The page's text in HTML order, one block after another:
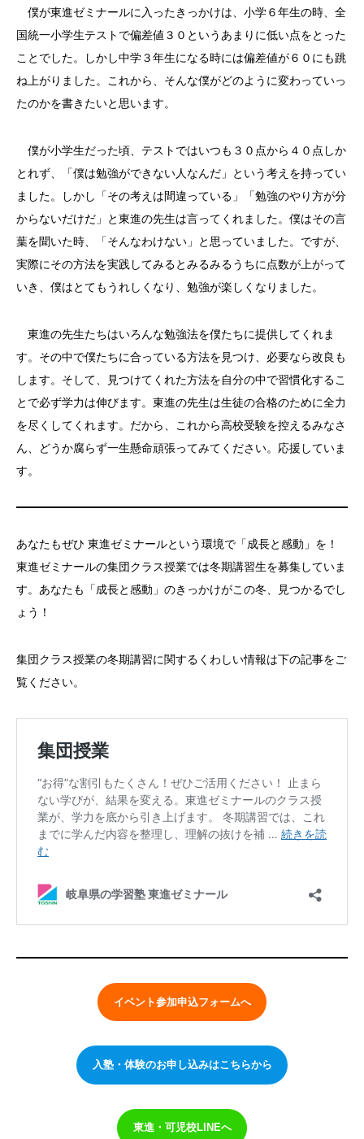
僕が東進ゼミナールに入ったきっかけは、小学６年生の時、全
国統一小学生テストで偏差値３０というあまりに低い点をとった
ことでした。しかし中学３年生になる時には偏差値が６０にも跳
ね上がりました。これから、そんな僕がどのように変わっていっ
たのかを書きたいと思います。
僕が小学生だった頃、テストではいつも３０点から４０点しか
とれず、「僕は勉強ができない人なんだ」という考えを持ってい
ました。しかし「その考えは間違っている」「勉強のやり方が分
からないだけだ」と東進の先生は言ってくれました。僕はその言
葉を聞いた時、「そんなわけない」と思っていました。ですが、
実際にその方法を実践してみるとみるみるうちに点数が上がって
いき、僕はとてもうれしくなり、勉強が楽しくなりました。
東進の先生たちはいろんな勉強法を僕たちに提供してくれま
す。その中で僕たちに合っている方法を見つけ、必要なら改良も
します。そして、見つけてくれた方法を自分の中で習慣化するこ
とで必ず学力は伸びます。東進の先生は生徒の合格のために全力
を尽くしてくれます。だから、これから高校受験を控えるみなさ
ん、どうか腐らず一生懸命頑張ってみてください。応援していま
す。
あなたもぜひ 東進ゼミナールという環境で「成長と感動」を！
東進ゼミナールの集団クラス授業では冬期講習生を募集していま
す。あなたも「成長と感動」のきっかけがこの冬、見つかるでし
ょう！
集団クラス授業の冬期講習に関するくわしい情報は下の記事をご
覧ください。
イベント参加申込フォームへ
入塾・体験のお申し込みはこちらから
東進・可児校LINEへ